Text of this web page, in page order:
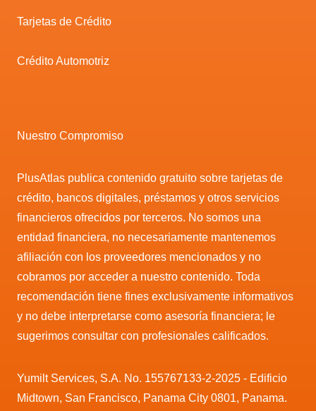
Tarjetas de Crédito
Crédito Automotriz
Nuestro Compromiso
PlusAtlas publica contenido gratuito sobre tarjetas de
crédito, bancos digitales, préstamos y otros servicios
financieros ofrecidos por terceros. No somos una
entidad financiera, no necesariamente mantenemos
afiliación con los proveedores mencionados y no
cobramos por acceder a nuestro contenido. Toda
recomendación tiene fines exclusivamente informativos
y no debe interpretarse como asesoría financiera; le
sugerimos consultar con profesionales calificados.
Yumilt Services, S.A. No. 155767133-2-2025 - Edificio
Midtown, San Francisco, Panama City 0801, Panama.